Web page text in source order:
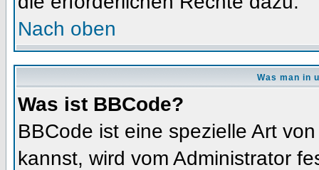
Nach oben
Was man in
Was ist BBCode?
BBCode ist eine spezielle Art
kannst, wird vom Administrator